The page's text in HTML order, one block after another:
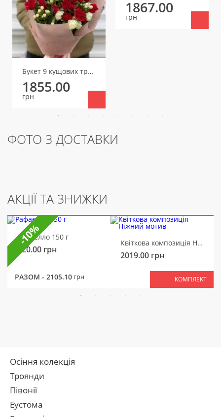
Букет 9 кущових троянд
1855.00
грн
1867.00
грн
ФОТО З ДОСТАВКИ
АКЦІЇ ТА ЗНИЖКИ
Рафаелло 150 г
320.00 грн
Квіткова композиція Ніжний мотив
2019.00 грн
РАЗОМ - 2105.10 грн КОМПЛЕКТ
-10%
Осіння колекція
Троянди
Півонії
Еустома